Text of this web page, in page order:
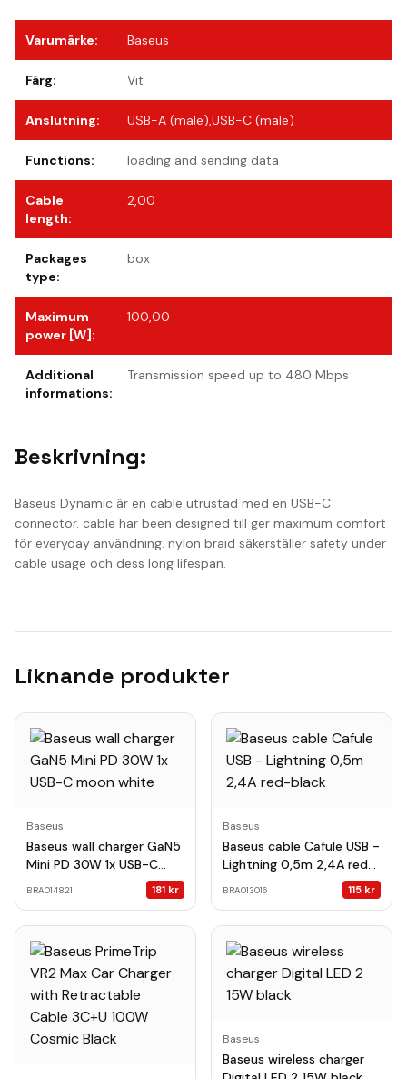
Varumärke: Baseus
Färg: Vit
Anslutning: USB-A (male),USB-C (male)
Functions: loading and sending data
Cable
length:
2,00
Packages
type:
box
Maximum
power [W]:
100,00
Additional
informations:
Transmission speed up to 480 Mbps
Beskrivning:
Baseus Dynamic är en cable utrustad med en USB-C
connector. cable har been designed till ger maximum comfort
för everyday användning. nylon braid säkerställer safety under
cable usage och dess long lifespan.
Liknande produkter
Baseus
Baseus wall charger GaN5
Mini PD 30W 1x USB-C
BRA014821 181 kr
Baseus
Baseus cable Cafule USB -
Lightning 0,5m 2,4A red-
BRA013016 115 kr
Baseus
Baseus wireless charger